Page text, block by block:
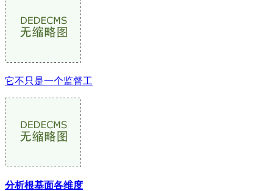
它不只是一个监督工
分析根基面各维度